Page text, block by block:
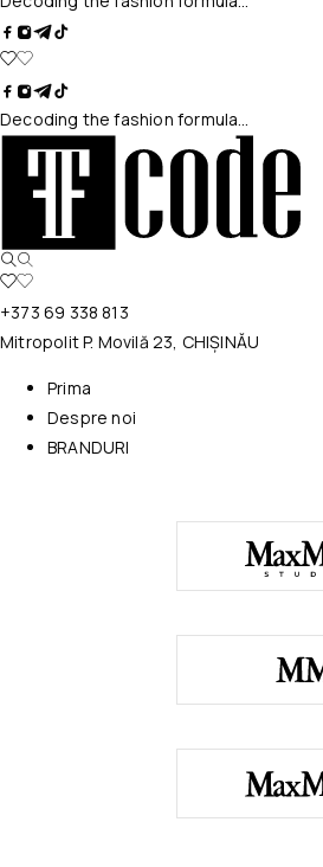
Decoding the fashion formula…
+373 69 338 813
Mitropolit P. Movilă 23, CHIȘINĂU
Prima
Despre noi
BRANDURI